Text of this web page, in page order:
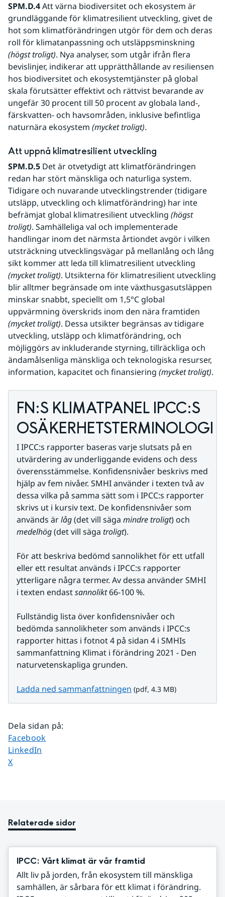
SPM.D.4 Att värna biodiversitet och ekosystem är
grundläggande för klimatresilient utveckling, givet de
hot som klimatförändringen utgör för dem och deras
(högst troligt). Nya analyser, som utgår ifrån flera
bevislinjer, indikerar att upprätthållande av resiliensen
hos biodiversitet och ekosystemtjänster på global
skala förutsätter effektivt och rättvist bevarande av
ungefär 30 procent till 50 procent av globala land-,
färskvatten- och havsområden, inklusive befintliga
naturnära ekosystem (mycket troligt).
Att uppnå klimatresilient utveckling
SPM.D.5 Det är otvetydigt att klimatförändringen
redan har stört mänskliga och naturliga system.
Tidigare och nuvarande utvecklingstrender (tidigare
utsläpp, utveckling och klimatförändring) har inte
befrämjat global klimatresilient utveckling (högst
troligt). Samhälleliga val och implementerade
handlingar inom det närmsta årtiondet avgör i vilken
utsträckning utvecklingsvägar på mellanlång och lång
(mycket troligt). Utsikterna för klimatresilient utveckling
blir alltmer begränsade om inte växthusgasutsläppen
minskar snabbt, speciellt om 1,5°C global
uppvärmning överskrids inom den nära framtiden
(mycket troligt). Dessa utsikter begränsas av tidigare
utveckling, utsläpp och klimatförändring, och
möjliggörs av inkluderande styrning, tillräckliga och
ändamålsenliga mänskliga och teknologiska resurser,
information, kapacitet och finansiering (mycket troligt).
FN:S KLIMATPANEL IPCC:S
OSÄKERHETSTERMINOLOGI
I IPCC:s rapporter baseras varje slutsats på en
utvärdering av underliggande evidens och dess
överensstämmelse. Konfidensnivåer beskrivs med
hjälp av fem nivåer. SMHI använder i texten två av
dessa vilka på samma sätt som i IPCC:s rapporter
skrivs ut i kursiv text. De konfidensnivåer som
används är låg (det vill säga mindre troligt
medelhög (det vill säga troligt).
För att beskriva bedömd sannolikhet för ett utfall
eller ett resultat används i IPCC:s rapporter
ytterligare några termer. Av dessa använder SMHI
i texten endast sannolikt 66-100 %.
Fullständig lista över konfidensnivåer och
bedömda sannolikheter som används i IPCC:s
rapporter hittas i fotnot 4 på sidan 4 i SMHIs
sammanfattning Klimat i förändring 2021 - Den
naturvetenskapliga grunden.
Ladda ned sammanfattningen pdf, 4.3 MB.
(pdf, 4.3 MB)
Dela sidan på:
Dela sidan på
Facebook
Dela sidan på
LinkedIn
Dela sidan på
X
Relaterade sidor
IPCC: Vårt klimat är vår framtid
Allt liv på jorden, från ekosystem till mänskliga
samhällen, är sårbara för ett klimat i förändring.